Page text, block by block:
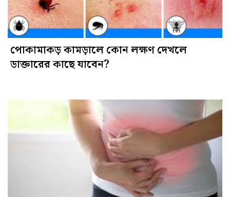
পোকামাকড় কামড়ালে কোন লক্ষণ দেখলে
ডাক্তারের কাছে যাবেন?